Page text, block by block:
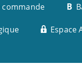
commande
Espace